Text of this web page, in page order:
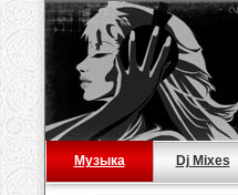
Музыка Dj Mixes